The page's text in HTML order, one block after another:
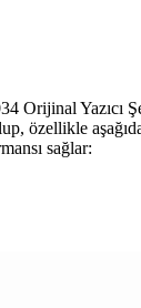
Orijinal Yazıcı
özellikle
sağlar: